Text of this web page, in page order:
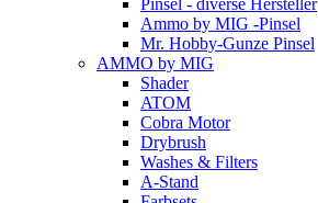
Pinsel - diverse Hersteller
Ammo by MIG -Pinsel
Mr. Hobby-Gunze Pinsel
AMMO by MIG
Shader
ATOM
Cobra Motor
Drybrush
Washes & Filters
A-Stand